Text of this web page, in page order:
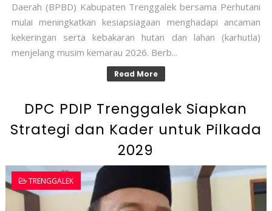
Daerah (BPBD) Kabupaten Trenggalek bersama Perhutani
mulai meningkatkan kesiapsiagaan menghadapi ancaman
kekeringan serta kebakaran hutan dan lahan (karhutla)
menjelang musim kemarau 2026. Berb...
Read More
DPC PDIP Trenggalek Siapkan
Strategi dan Kader untuk Pilkada
2029
TRENGGALEK